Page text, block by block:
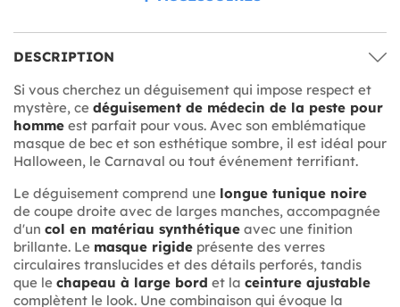
DESCRIPTION
Si vous cherchez un déguisement qui impose respect et
mystère, ce déguisement de médecin de la peste pour
homme est parfait pour vous. Avec son emblématique
masque de bec et son esthétique sombre, il est idéal pour
Halloween, le Carnaval ou tout événement terrifiant.
Le déguisement comprend une longue tunique noire
de coupe droite avec de larges manches, accompagnée
d'un col en matériau synthétique avec une finition
brillante. Le masque rigide présente des verres
circulaires translucides et des détails perforés, tandis
que le chapeau à large bord et la ceinture ajustable
complètent le look. Une combinaison qui évoque la